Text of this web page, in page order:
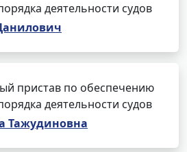
деятельности судов
пристав по обеспечению
деятельности судов
Тажудиновна